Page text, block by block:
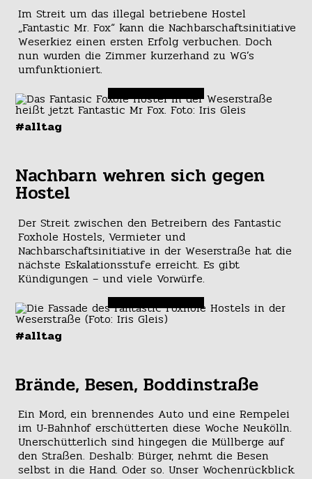
Im Streit um das illegal betriebene Hostel
„Fantastic Mr. Fox“ kann die Nachbarschaftsinitiative
Weserkiez einen ersten Erfolg verbuchen. Doch
nun wurden die Zimmer kurzerhand zu WG’s
umfunktioniert.
#alltag
Nachbarn wehren sich gegen
Hostel
Der Streit zwischen den Betreibern des Fantastic
Foxhole Hostels, Vermieter und
Nachbarschaftsinitiative in der Weserstraße hat die
nächste Eskalationsstufe erreicht. Es gibt
Kündigungen – und viele Vorwürfe.
#alltag
Brände, Besen, Boddinstraße
Ein Mord, ein brennendes Auto und eine Rempelei
im U-Bahnhof erschütterten diese Woche Neukölln.
Unerschütterlich sind hingegen die Müllberge auf
den Straßen. Deshalb: Bürger, nehmt die Besen
selbst in die Hand. Oder so. Unser Wochenrückblick.